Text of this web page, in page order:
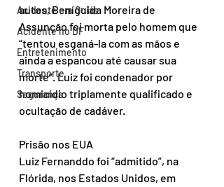
Acidente em Goiás
Acidente no DF
Entretenimento
Transporte
Segurança
autos, Beníguida Moreira de
Assunção foi morta pelo homem que
“tentou esganá-la com as mãos e
ainda a espancou até causar sua
morte”. Luiz foi condenador por
homicídio triplamente qualificado e
ocultação de cadáver.
Prisão nos EUA
Luiz Fernanddo foi “admitido”, na
Flórida, nos Estados Unidos, em